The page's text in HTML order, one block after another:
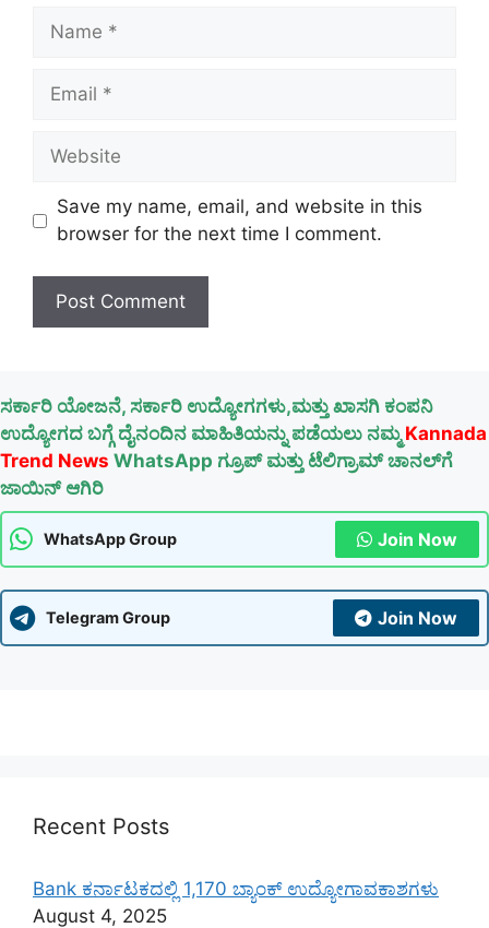
Name
Email
Website
Save my name, email, and website in this
browser for the next time I comment.
ಸರ್ಕಾರಿ ಯೋಜನೆ, ಸರ್ಕಾರಿ ಉದ್ಯೋಗಗಳು,ಮತ್ತು ಖಾಸಗಿ ಕಂಪನಿ
ಉದ್ಯೋಗದ ಬಗ್ಗೆ ದೈನಂದಿನ ಮಾಹಿತಿಯನ್ನು ಪಡೆಯಲು ನಮ್ಮ Kannada
Trend News WhatsApp ಗ್ರೂಪ್ ಮತ್ತು ಟೆಲಿಗ್ರಾಮ್ ಚಾನಲ್‌ಗೆ
ಜಾಯಿನ್ ಆಗಿರಿ
WhatsApp Group Join Now
Telegram Group Join Now
Recent Posts
Bank ಕರ್ನಾಟಕದಲ್ಲಿ 1,170 ಬ್ಯಾಂಕ್ ಉದ್ಯೋಗಾವಕಾಶಗಳು
August 4, 2025